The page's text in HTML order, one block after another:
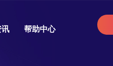
讯 帮助中心